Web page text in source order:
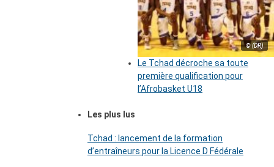
© (DR)
Le Tchad décroche sa toute
première qualification pour
l’Afrobasket U18
Les plus lus
Tchad : lancement de la formation
d’entraîneurs pour la Licence D Fédérale